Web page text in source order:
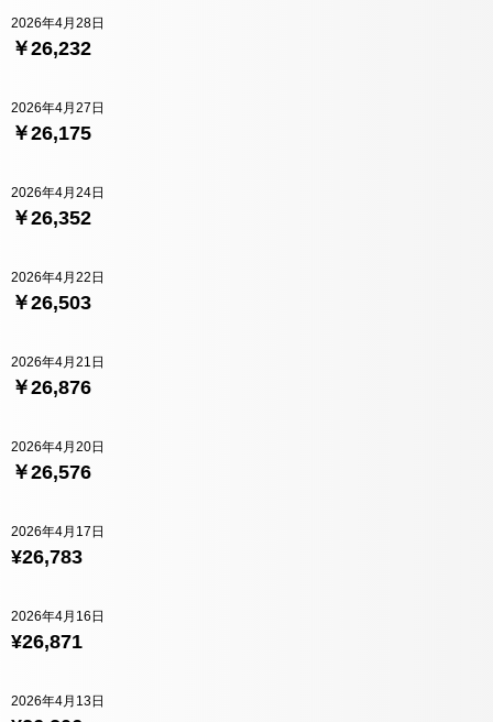
￥26,232
2026年4月28日
￥26,175
2026年4月27日
￥26,352
2026年4月24日
￥26,503
2026年4月22日
￥26,876
2026年4月21日
￥26,576
2026年4月20日
¥26,783
2026年4月17日
¥26,871
2026年4月16日
2026年4月13日